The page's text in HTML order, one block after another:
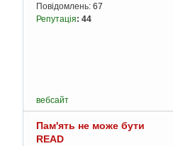
Повідомлень: 67
Репутація: 44
вебсайт
Пам'ять не може бути
READ